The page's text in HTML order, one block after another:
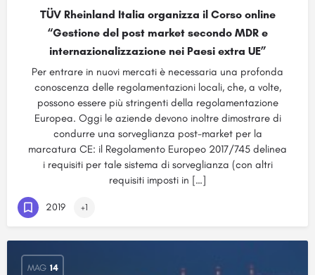
TÜV Rheinland Italia organizza il Corso online
“Gestione del post market secondo MDR e
internazionalizzazione nei Paesi extra UE”
Per entrare in nuovi mercati è necessaria una profonda
conoscenza delle regolamentazioni locali, che, a volte,
possono essere più stringenti della regolamentazione
Europea. Oggi le aziende devono inoltre dimostrare di
condurre una sorveglianza post-market per la
marcatura CE: il Regolamento Europeo 2017/745 delinea
i requisiti per tale sistema di sorveglianza (con altri
requisiti imposti in […]
2019 +1
MAG 14